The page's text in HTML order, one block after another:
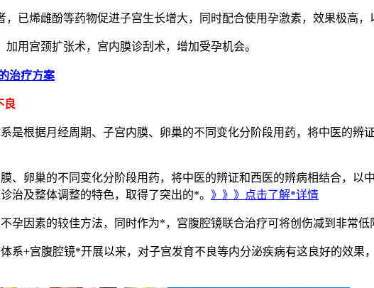
已烯雌酚等药物促进子宫生长增大，同时配合使用孕激素，效果极高，
用宫颈扩张术，宫内膜诊刮术，增加受孕机会。
治疗方案
良
根据月经周期、子宫内膜、卵巢的不同变化分阶段用药，将中医的辨
、卵巢的不同变化分阶段用药，将中医的辨证和西医的辨病相结合，以
治及整体调整的特色，取得了突出的*。 》》》点击了解*详情
孕因素的较佳方法，同时作为*，宫腹腔镜联合治疗可将创伤减到非常低
+宫腹腔镜*开展以来，对子宫发育不良等内分泌疾病有这良好的效果